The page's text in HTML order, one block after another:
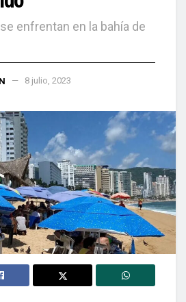
enfrentan en la bahía de
8 julio, 2023